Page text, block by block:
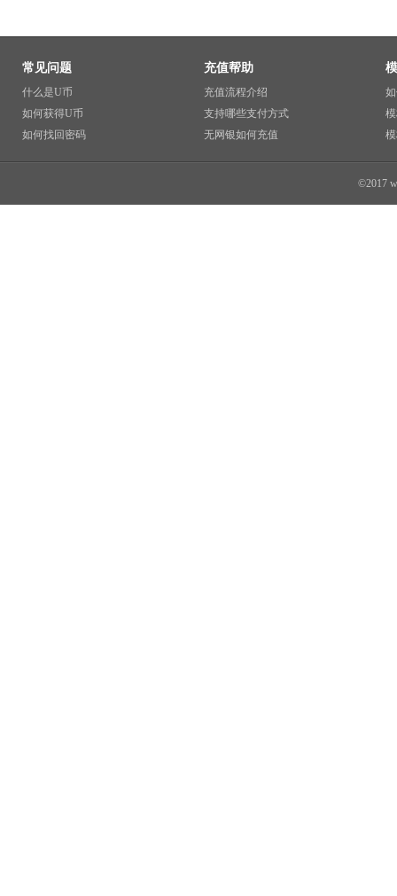
常见问题
什么是U币
如何获得U币
如何找回密码
充值帮助
充值流程介绍
支持哪些支付方式
无网银如何充值
©2017